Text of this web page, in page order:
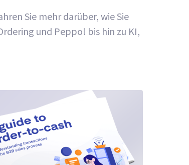
Sie mehr darüber, wie Sie
und Peppol bis hin zu KI,